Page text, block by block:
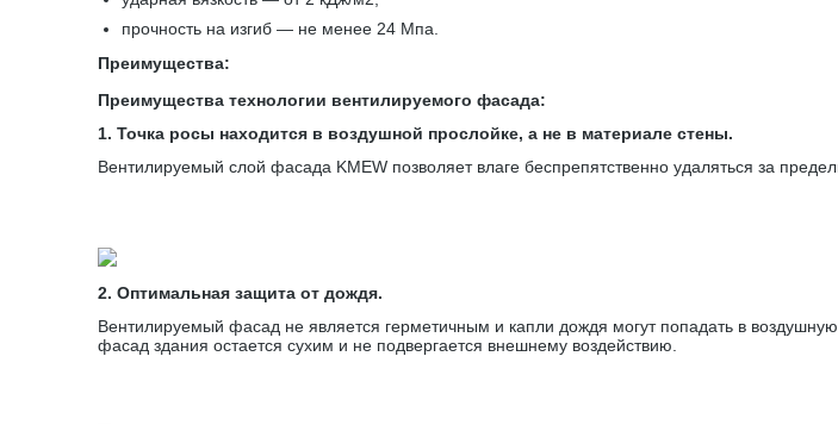
прочность на изгиб — не менее 24 Мпа.
Преимущества:
Преимущества технологии вентилируемого фасада:
1. Точка росы находится в воздушной прослойке, а не в материале стены.
Вентилируемый слой фасада KMEW позволяет влаге беспрепятственно удаляться за
2. Оптимальная защита от дождя.
Вентилируемый фасад не является герметичным и капли дождя могут попадать в
фасад здания остается сухим и не подвергается внешнему воздействию.